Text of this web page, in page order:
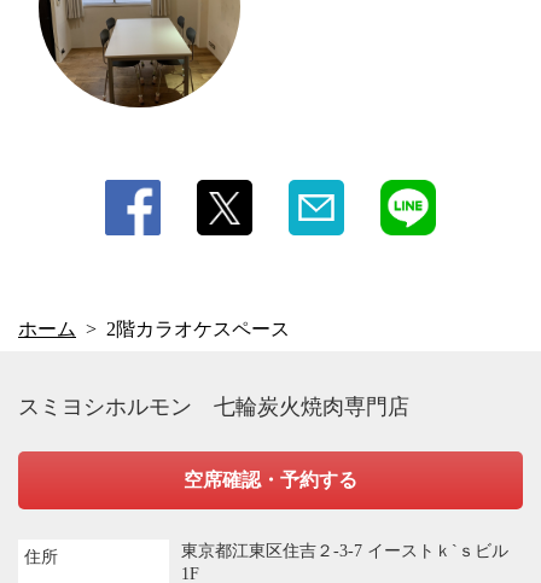
ホーム 2階カラオケスペース
スミヨシホルモン 七輪炭火焼肉専門店
空席確認・予約する
住所
東京都江東区住吉２-3-7 イーストｋ`ｓビル
1F